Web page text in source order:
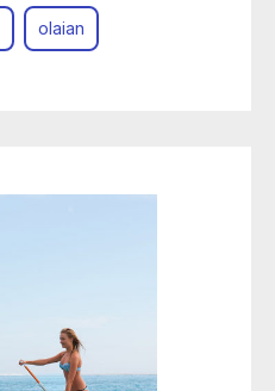
olaian